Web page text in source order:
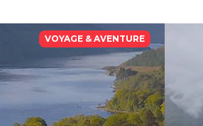
VOYAGE & AVENTURE